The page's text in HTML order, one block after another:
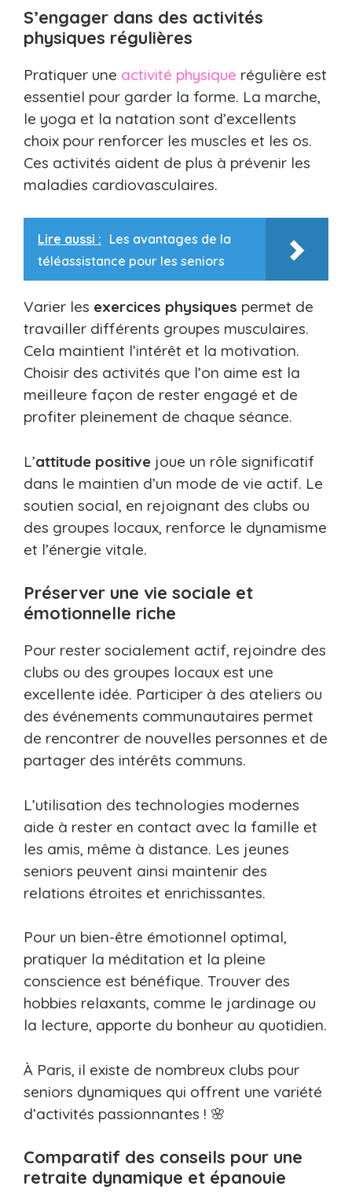
S’engager dans des activités
physiques régulières
Pratiquer une activité physique régulière est
essentiel pour garder la forme. La marche,
le yoga et la natation sont d’excellents
choix pour renforcer les muscles et les os.
Ces activités aident de plus à prévenir les
maladies cardiovasculaires.
Lire aussi : Les avantages de la
téléassistance pour les seniors
Varier les exercices physiques permet de
travailler différents groupes musculaires.
Cela maintient l’intérêt et la motivation.
Choisir des activités que l’on aime est la
meilleure façon de rester engagé et de
profiter pleinement de chaque séance.
L’attitude positive joue un rôle significatif
dans le maintien d’un mode de vie actif. Le
soutien social, en rejoignant des clubs ou
des groupes locaux, renforce le dynamisme
et l’énergie vitale.
Préserver une vie sociale et
émotionnelle riche
Pour rester socialement actif, rejoindre des
clubs ou des groupes locaux est une
excellente idée. Participer à des ateliers ou
des événements communautaires permet
de rencontrer de nouvelles personnes et de
partager des intérêts communs.
L’utilisation des technologies modernes
aide à rester en contact avec la famille et
les amis, même à distance. Les jeunes
seniors peuvent ainsi maintenir des
relations étroites et enrichissantes.
Pour un bien-être émotionnel optimal,
pratiquer la méditation et la pleine
conscience est bénéfique. Trouver des
hobbies relaxants, comme le jardinage ou
la lecture, apporte du bonheur au quotidien.
À Paris, il existe de nombreux clubs pour
seniors dynamiques qui offrent une variété
d’activités passionnantes ! 🌸
Comparatif des conseils pour une
retraite dynamique et épanouie